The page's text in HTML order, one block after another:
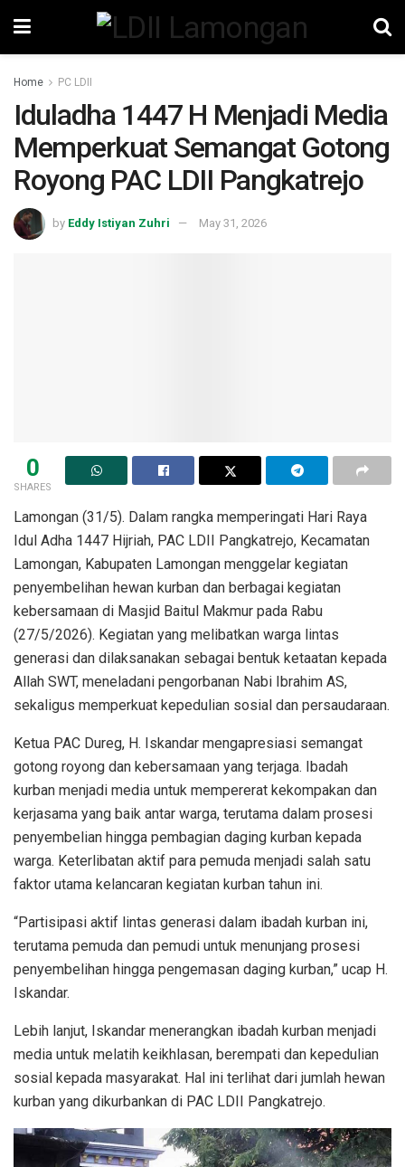
Home PC LDII
Iduladha 1447 H Menjadi Media
Memperkuat Semangat Gotong
Royong PAC LDII Pangkatrejo
by Eddy Istiyan Zuhri May 31, 2026
0
SHARES
Lamongan (31/5). Dalam rangka memperingati Hari Raya
Idul Adha 1447 Hijriah, PAC LDII Pangkatrejo, Kecamatan
Lamongan, Kabupaten Lamongan menggelar kegiatan
penyembelihan hewan kurban dan berbagai kegiatan
kebersamaan di Masjid Baitul Makmur pada Rabu
(27/5/2026). Kegiatan yang melibatkan warga lintas
generasi dan dilaksanakan sebagai bentuk ketaatan kepada
Allah SWT, meneladani pengorbanan Nabi Ibrahim AS,
sekaligus memperkuat kepedulian sosial dan persaudaraan.
Ketua PAC Dureg, H. Iskandar mengapresiasi semangat
gotong royong dan kebersamaan yang terjaga. Ibadah
kurban menjadi media untuk mempererat kekompakan dan
kerjasama yang baik antar warga, terutama dalam prosesi
penyembelian hingga pembagian daging kurban kepada
warga. Keterlibatan aktif para pemuda menjadi salah satu
faktor utama kelancaran kegiatan kurban tahun ini.
“Partisipasi aktif lintas generasi dalam ibadah kurban ini,
terutama pemuda dan pemudi untuk menunjang prosesi
penyembelihan hingga pengemasan daging kurban,” ucap H.
Iskandar.
Lebih lanjut, Iskandar menerangkan ibadah kurban menjadi
media untuk melatih keikhlasan, berempati dan kepedulian
sosial kepada masyarakat. Hal ini terlihat dari jumlah hewan
kurban yang dikurbankan di PAC LDII Pangkatrejo.